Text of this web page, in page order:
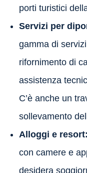
porti turistici
Servizi per
gamma di
rifornimento di
assistenza
C’è anche un
sollevamento
Alloggi e resort:
con camere e
desidera